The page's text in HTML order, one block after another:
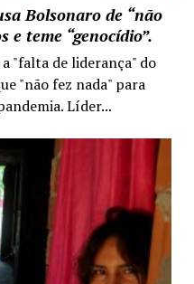
Bolsonaro de “não
e teme “genocídio”.
"falta de liderança" do
"não fez nada" para
Líder...